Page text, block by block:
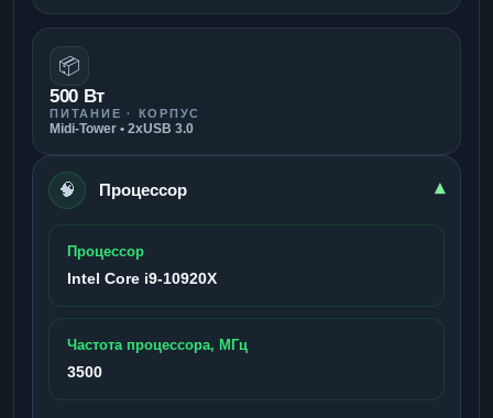
📦
500 Вт
ПИТАНИЕ · КОРПУС
Midi-Tower • 2xUSB 3.0
🧠 Процессор ▾
Процессор
Intel Core i9-10920X
Частота процессора, МГц
3500